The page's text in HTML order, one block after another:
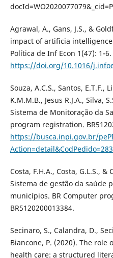
Agrawal, A., Gans, J.S., &
impact of artificia
Política de Inf Econ 1(47): 1-6.
https://doi.org/10.1016/
Souza, A.C.S., Santos, E.T.F.,
K.M.M.B., Jesus R.J.A., Silva,
Sistema de Monitoração da
program registration.
https://busca.inpi.gov.br/
Costa, F.H.A., Costa, G.L.S., &
Sistema de gestão da saúde
municípios. BR Computer
BR5120200013384.
Secinaro, S., Calandra, D.,
Biancone, P. (2020). The
health care: a structured